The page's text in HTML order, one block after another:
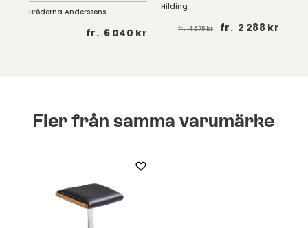
Bröderna Anderssons
fr. 6 040 kr
Hilding
fr.4 575 kr fr. 2 288 kr
Fler från samma varumärke